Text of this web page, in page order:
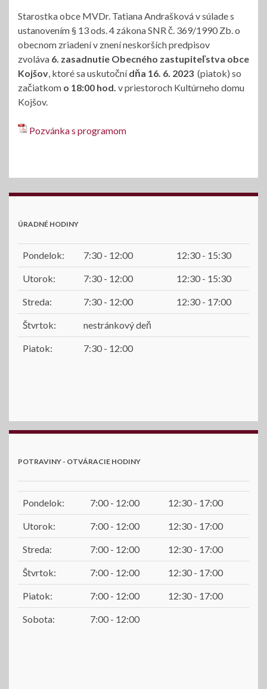
Starostka obce MVDr. Tatiana Andrašková v súlade s
ustanovením § 13 ods. 4 zákona SNR č. 369/1990 Zb. o
obecnom zriadení v znení neskorších predpisov
zvoláva 6. zasadnutie Obecného zastupiteľstva obce
Kojšov, ktoré sa uskutočnídňa 16. 6. 2023 (piatok) so
začiatkom o 18:00 hod. v priestoroch Kultúrneho domu
Kojšov.
Pozvánka s programom
ÚRADNÉ HODINY
Pondelok: 7:30 - 12:00 12:30 - 15:30
Utorok: 7:30 - 12:00 12:30 - 15:30
Streda: 7:30 - 12:00 12:30 - 17:00
Štvrtok: nestránkový deň
Piatok: 7:30 - 12:00
POTRAVINY - OTVÁRACIE HODINY
Pondelok: 7:00 - 12:00 12:30 - 17:00
Utorok: 7:00 - 12:00 12:30 - 17:00
Streda: 7:00 - 12:00 12:30 - 17:00
Štvrtok: 7:00 - 12:00 12:30 - 17:00
Piatok: 7:00 - 12:00 12:30 - 17:00
Sobota: 7:00 - 12:00